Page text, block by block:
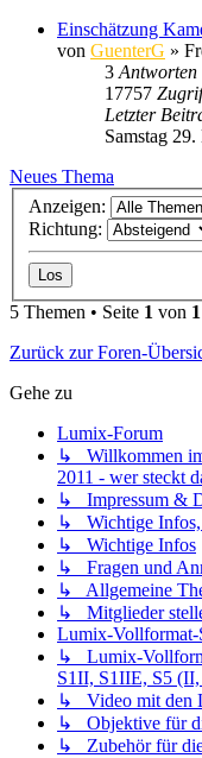
Einschätzung
von GuenterG »
3 Antworten
17757
Letzter
Samstag
Neues Thema
Anzeigen:
Richtung:
5 Themen • Seite 1 von 1
Zurück zur Foren-
Gehe zu
Lumix-Forum
↳ Willkommen
2011 - wer steckt
↳ Impressum &
↳ Wichtige Infos,
↳ Wichtige Infos
↳ Fragen und
↳ Allgemeine
↳ Mitglieder
Lumix-Vollformat-
↳ Lumix-
S1II, S1IIE, S5
↳ Video mit den
↳ Objektive für
↳ Zubehör für die